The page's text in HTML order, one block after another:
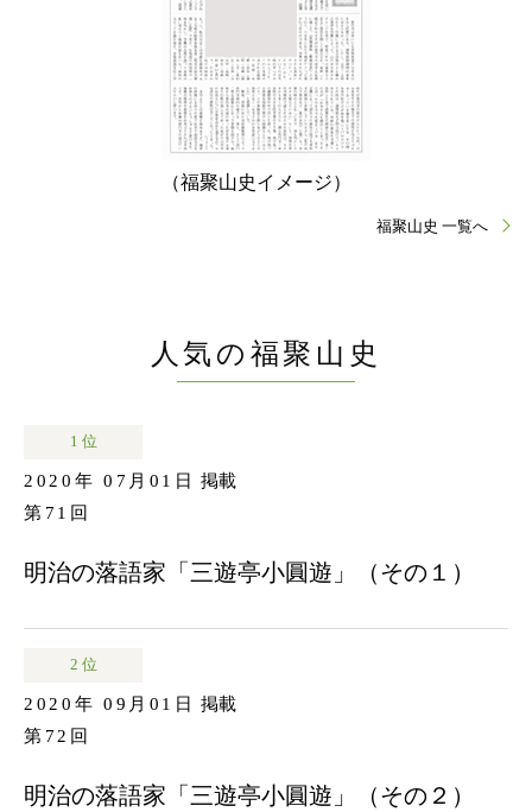
（福聚山史イメージ）
福聚山史 一覧へ
人気の福聚山史
1 位
2020年 07月01日
掲載
第71回
明治の落語家「三遊亭小圓遊」（その１）
2 位
2020年 09月01日
掲載
第72回
明治の落語家「三遊亭小圓遊」（その２）